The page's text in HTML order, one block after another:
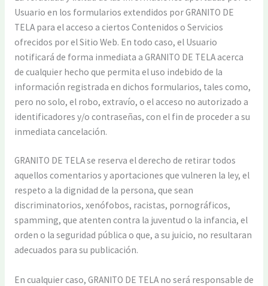
Usuario en los formularios extendidos por GRANITO DE
TELA para el acceso a ciertos Contenidos o Servicios
ofrecidos por el Sitio Web. En todo caso, el Usuario
notificará de forma inmediata a GRANITO DE TELA acerca
de cualquier hecho que permita el uso indebido de la
información registrada en dichos formularios, tales como,
pero no solo, el robo, extravío, o el acceso no autorizado a
identificadores y/o contraseñas, con el fin de proceder a su
inmediata cancelación.
GRANITO DE TELA se reserva el derecho de retirar todos
aquellos comentarios y aportaciones que vulneren la ley, el
respeto a la dignidad de la persona, que sean
discriminatorios, xenófobos, racistas, pornográficos,
spamming, que atenten contra la juventud o la infancia, el
orden o la seguridad pública o que, a su juicio, no resultaran
adecuados para su publicación.
En cualquier caso, GRANITO DE TELA no será responsable de